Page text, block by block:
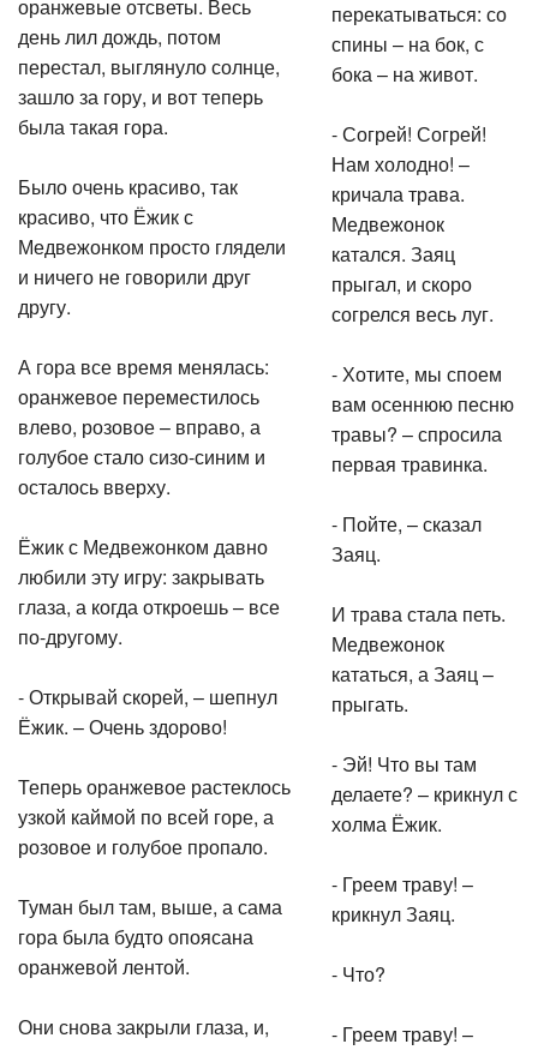
день лил дождь, потом
перестал, выглянуло солнце,
зашло за гору, и вот теперь
была такая гора.
Было очень красиво, так
красиво, что Ёжик с
Медвежонком просто глядели
и ничего не говорили друг
другу.
А гора все время менялась:
оранжевое переместилось
влево, розовое – вправо, а
голубое стало сизо-синим и
осталось вверху.
Ёжик с Медвежонком давно
любили эту игру: закрывать
глаза, а когда откроешь – все
по-другому.
- Открывай скорей, – шепнул
Ёжик. – Очень здорово!
Теперь оранжевое растеклось
узкой каймой по всей горе, а
розовое и голубое пропало.
Туман был там, выше, а сама
гора была будто опоясана
оранжевой лентой.
Они снова закрыли глаза, и,
перекатываться: со
спины – на бок, с
бока – на живот.
- Согрей! Согрей!
Нам холодно! –
кричала трава.
Медвежонок
катался. Заяц
прыгал, и скоро
согрелся весь луг.
- Хотите, мы споем
вам осеннюю песню
травы? – спросила
первая травинка.
- Пойте, – сказал
Заяц.
И трава стала петь.
Медвежонок
кататься, а Заяц –
прыгать.
- Эй! Что вы там
делаете? – крикнул с
холма Ёжик.
- Греем траву! –
крикнул Заяц.
- Что?
- Греем траву! –